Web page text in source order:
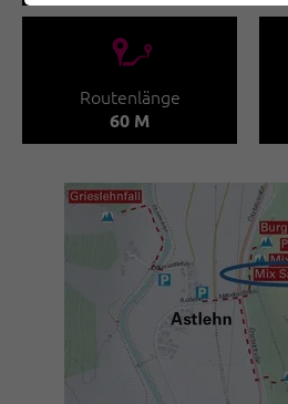
🔹
Routenlänge
60 M